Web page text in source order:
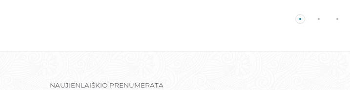
NAUJIENLAIŠKIO PRENUMERATA